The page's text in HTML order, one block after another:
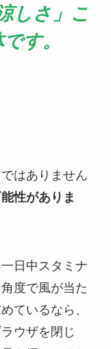
しさ」こ
す。
はありません
性がありま
日中スタミナ
度で風が当た
ているなら、
ウザを閉じ